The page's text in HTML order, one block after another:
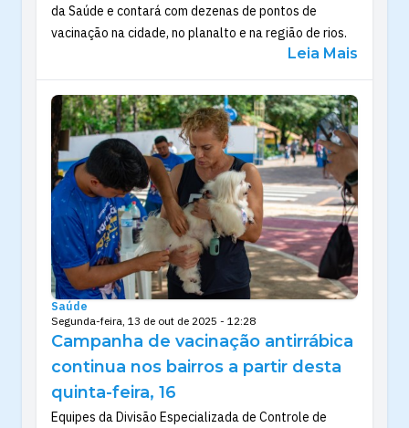
da Saúde e contará com dezenas de pontos de
vacinação na cidade, no planalto e na região de rios.
Leia Mais
Saúde
Segunda-feira, 13 de out de 2025 - 12:28
Campanha de vacinação antirrábica
continua nos bairros a partir desta
quinta-feira, 16
Equipes da Divisão Especializada de Controle de